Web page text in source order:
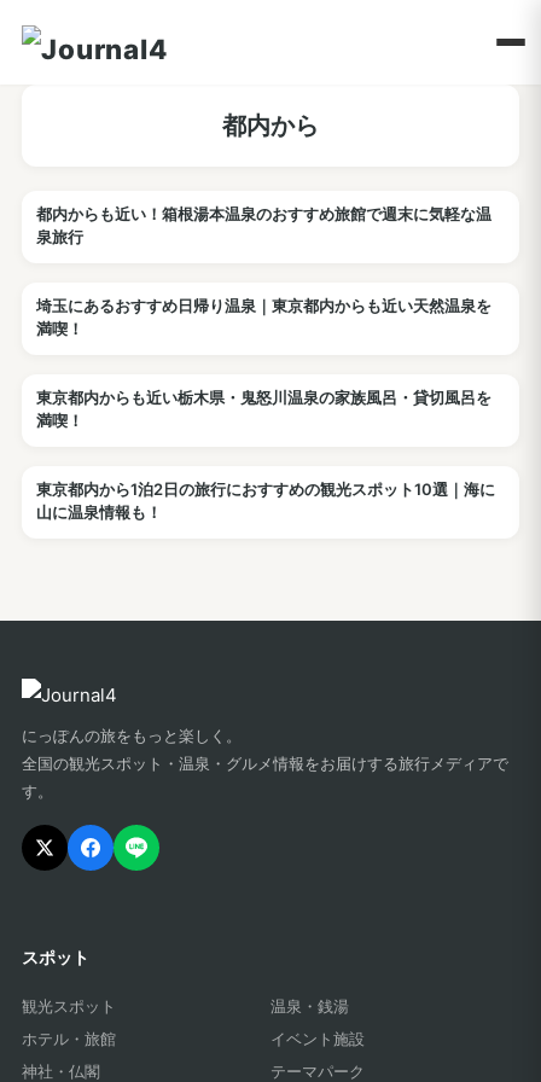
都内から
ホテル
都内からも近い！箱根湯本温泉のおすすめ旅館で週末に気軽な温
泉旅行
温泉
埼玉にあるおすすめ日帰り温泉｜東京都内からも近い天然温泉を
満喫！
温泉
東京都内からも近い栃木県・鬼怒川温泉の家族風呂・貸切風呂を
満喫！
観光
東京都内から1泊2日の旅行におすすめの観光スポット10選｜海に
山に温泉情報も！
にっぽんの旅をもっと楽しく。
全国の観光スポット・温泉・グルメ情報をお届けする旅行メディアで
す。
スポット
観光スポット
温泉・銭湯
ホテル・旅館
イベント施設
神社・仏閣
テーマパーク